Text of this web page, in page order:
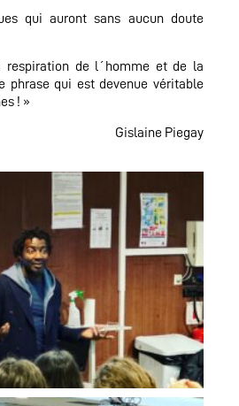
qui auront sans aucun doute
respiration de l´homme et de la
phrase qui est devenue véritable
! »
Gislaine Piegay